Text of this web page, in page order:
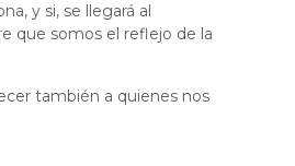
y si, se llegará al
que somos el reflejo de la
también a quienes nos